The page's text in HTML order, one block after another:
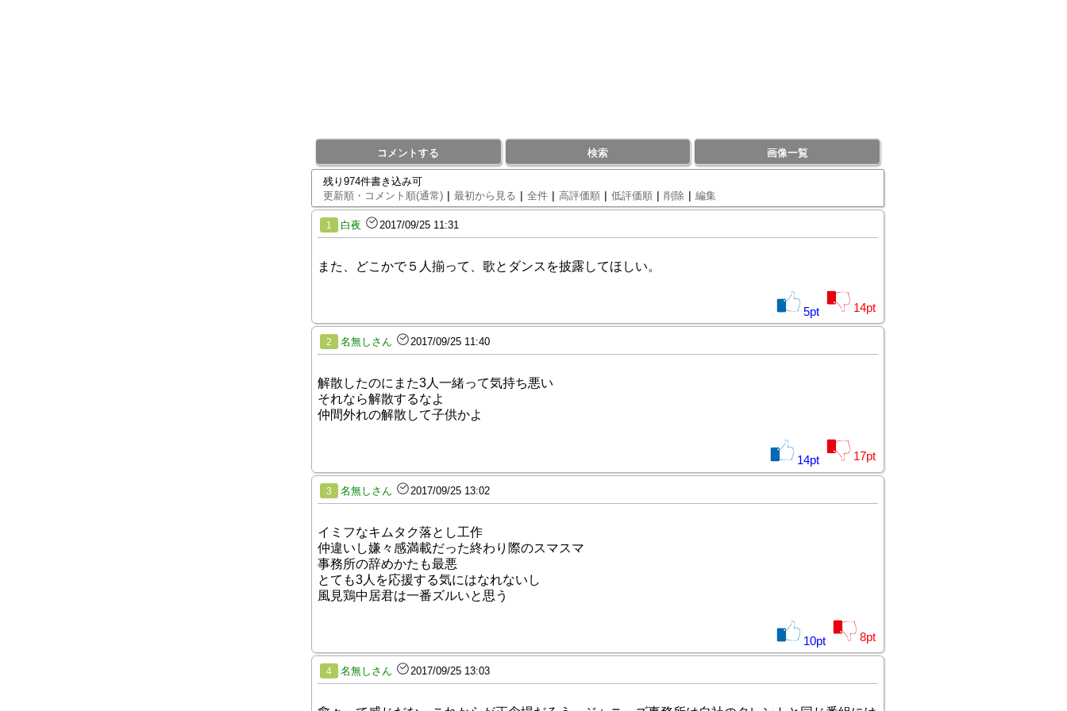
コメントする 検索 画像一覧
残り974件書き込み可
更新順・コメント順(通常) | 最初から見る | 全件 | 高評価順 | 低評価順 | 削除 | 編集
1 白夜 2017/09/25 11:31
また、どこかで５人揃って、歌とダンスを披露してほしい。
5pt 14pt
2 名無しさん 2017/09/25 11:40
解散したのにまた3人一緒って気持ち悪い
それなら解散するなよ
仲間外れの解散して子供かよ
14pt 17pt
3 名無しさん 2017/09/25 13:02
イミフなキムタク落とし工作
仲違いし嫌々感満載だった終わり際のスマスマ
事務所の辞めかたも最悪
とても3人を応援する気にはなれないし
風見鶏中居君は一番ズルいと思う
10pt 8pt
4 名無しさん 2017/09/25 13:03